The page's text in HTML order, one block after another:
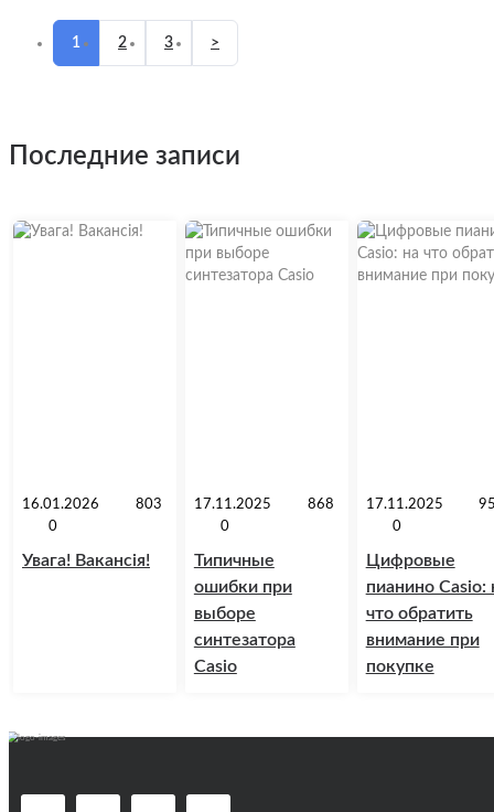
1 2 3 >
последние записи
Увага! Вакансія!
16.01.2026
803
0
Типичные
ошибки при
выборе
синтезатора
Casio
17.11.2025
868
0
Цифровые
пианино Casio:
что обратить
внимание при
покупке
17.11.2025
0